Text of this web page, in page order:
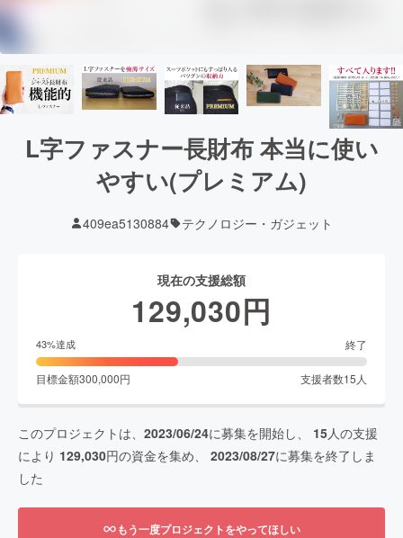
L字ファスナー長財布 本当に使い
やすい(プレミアム)
409ea5130884 テクノロジー・ガジェット
現在の支援総額
129,030円
43%達成 終了
目標金額300,000円 支援者数15 人
このプロジェクトは、 2023/06/24に募集を開始し、 15人の支援
により 129,030円の資金を集め、 2023/08/27に募集を終了しま
した
もう一度プロジェクトをやってほしい